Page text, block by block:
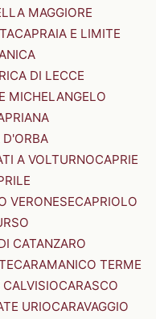
MAGGIORE
CAPRAIA E LIMITE
DI LECCE
MICHELANGELO
D'ORBA
A VOLTURNOCAPRIE
VERONESECAPRIOLO
CATANZARO
CARAMANICO TERME
CARASCO
URIOCARAVAGGIO